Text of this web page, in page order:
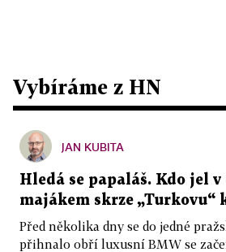
Vybíráme z HN
JAN KUBITA
Hledá se papaláš. Kdo jel v
majákem skrze „Turkovu“
Před několika dny se do jedné
přihnalo obří luxusní BMW se